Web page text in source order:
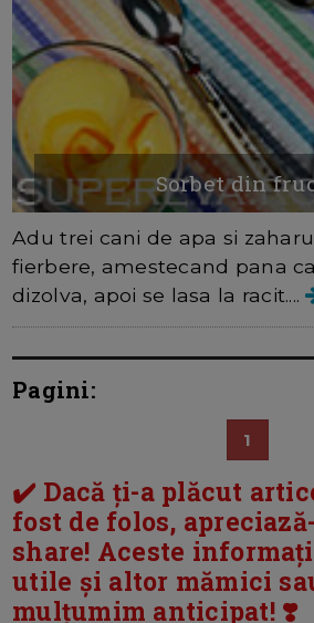
Sorbet din
Adu trei cani de apa si
fierbere, amestecand pana
dizolva, apoi se lasa la racit....
Pagini:
1
✔️ Dacă ți-a plăcut
fost de folos,
share! Aceste
utile și altor mămici
mulțumim anticipat! ❣️